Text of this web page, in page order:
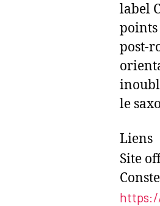
label
points
post-
le
Liens
Site